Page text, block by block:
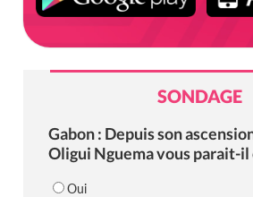
SONDAGE
Gabon : Depuis son
Oligui Nguema vous parait-
Oui